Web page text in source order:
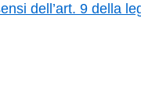
dell’art. 9 della